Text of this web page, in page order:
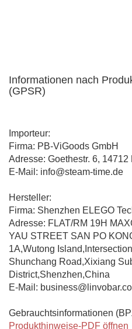
Informationen nach
(GPSR)
Importeur:
Firma: PB-ViGoods GmbH
Adresse: Goethestr. 6, 14712
E-Mail: info@steam-time.de
Hersteller:
Firma: Shenzhen ELEGO
Adresse: FLAT/RM 19H
YAU STREET SAN PO
1A,Wutong
Shunchang Road,Xixiang
District,Shenzhen,China
E-Mail:
Gebrauchtsinformationen
Produkthinweise-PDF öffnen